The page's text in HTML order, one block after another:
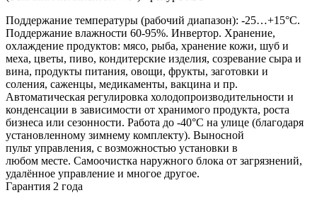
Поддержание температуры (рабочий диапазон): -25…+15°С.
Поддержание влажности 60-95%. Инвертор. Хранение,
охлаждение продуктов: мясо, рыба, хранение кожи, шуб и
меха, цветы, пиво, кондитерские изделия, созревание сыра и
вина, продукты питания, овощи, фрукты, заготовки и
соления, саженцы, медикаменты, вакцина и пр.
Автоматическая регулировка холодопроизводительности и
конденсации в зависимости от хранимого продукта, роста
бизнеса или сезонности. Работа до -40°C на улице (благодаря
установленному зимнему комплекту). Выносной
пульт управления, с возможностью установки в
любом месте. Самоочистка наружного блока от загрязнений,
удалённое управление и многое другое.
Гарантия 2 года